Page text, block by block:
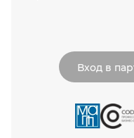
Вход в